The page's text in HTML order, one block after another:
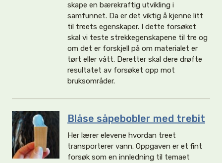
skape en bærekraftig utvikling i
samfunnet. Da er det viktig å kjenne litt
til treets egenskaper. I dette forsøket
skal vi teste strekkegenskapene til tre og
om det er forskjell på om materialet er
tørt eller vått. Deretter skal dere drøfte
resultatet av forsøket opp mot
bruksområder.
Blåse såpebobler med trebit
Her lærer elevene hvordan treet
transporterer vann. Oppgaven er et fint
forsøk som en innledning til temaet